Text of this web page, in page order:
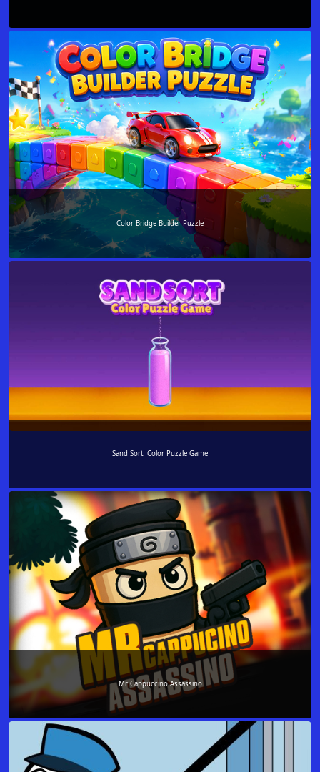
Color Bridge Builder Puzzle
Sand Sort: Color Puzzle Game
Mr Cappuccino Assassino